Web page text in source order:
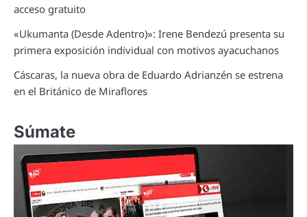
acceso gratuito
«Ukumanta (Desde Adentro)»: Irene Bendezú presenta su
primera exposición individual con motivos ayacuchanos
Cáscaras, la nueva obra de Eduardo Adrianzén se estrena
en el Británico de Miraflores
Súmate